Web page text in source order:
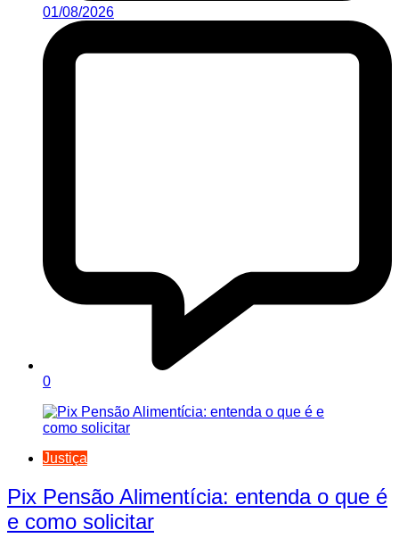
01/08/2026
0
Justiça
Pix Pensão Alimentícia: entenda o que é
e como solicitar